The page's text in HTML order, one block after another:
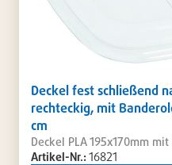
Deckel fest schließend
rechteckig, mit
cm
Deckel PLA 195x170mm
Artikel-Nr.:16821